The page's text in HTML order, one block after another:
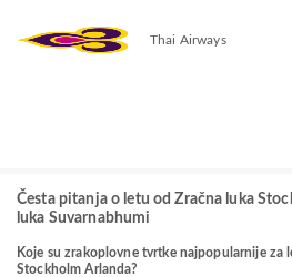
Thai Airways
Česta pitanja o letu od Zračna luka
luka Suvarnabhumi
Koje su zrakoplovne tvrtke najpopularnije za
Stockholm Arlanda?